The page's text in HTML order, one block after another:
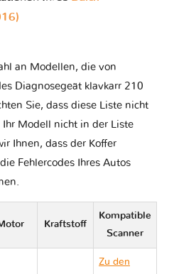
an Modellen, die von
Diagnosegeät klavkarr 210
Sie, dass diese Liste nicht
Modell nicht in der Liste
Ihnen, dass der Koffer
Fehlercodes Ihres Autos
Kraftstoff
Kompatible
Scanner
Zu den